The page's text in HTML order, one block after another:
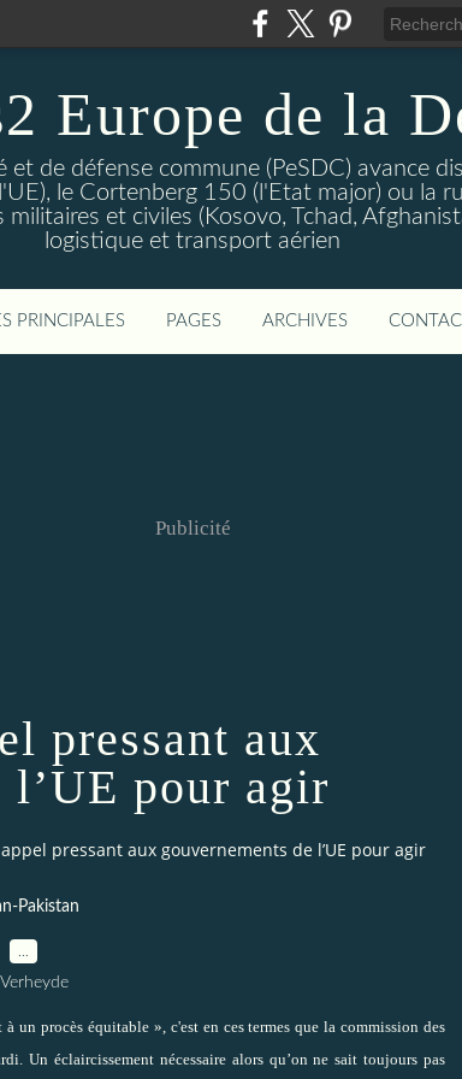
Europe de la
de défense commune (PeSDC) avance
le Cortenberg 150 (l'Etat major) ou la
et civiles (Kosovo, Tchad,
logistique et transport aérien
PRINCIPALES PAGES ARCHIVES
Publicité
pressant aux
l’UE pour agir
pressant aux gouvernements de l’UE pour agir
Pakistan
procès équitable », c'est en ces termes que la commission des
Un éclaircissement nécessaire alors qu’on ne sait toujours pas